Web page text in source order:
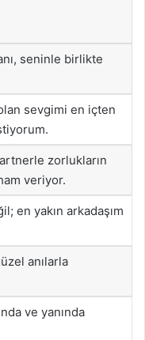
seninle birlikte
sevgimi en içten
zorlukların
veriyor.
en yakın arkadaşım
anılarla
ve yanında